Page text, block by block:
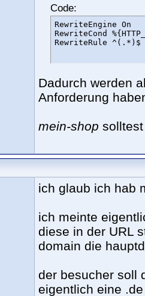
Code:
RewriteEngine On
RewriteCond
RewriteRule ^(.*)$
Dadurch werden
Anforderung
mein-shop
ich glaub ich hab
ich meinte
diese in der URL
domain die
der besucher soll
eigentlich eine